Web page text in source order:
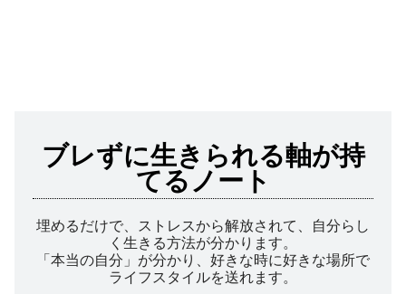
ブレずに生きられる軸が持
てるノート
埋めるだけで、ストレスから解放されて、自分らし
く生きる方法が分かります。
「本当の自分」が分かり、好きな時に好きな場所で
ライフスタイルを送れます。